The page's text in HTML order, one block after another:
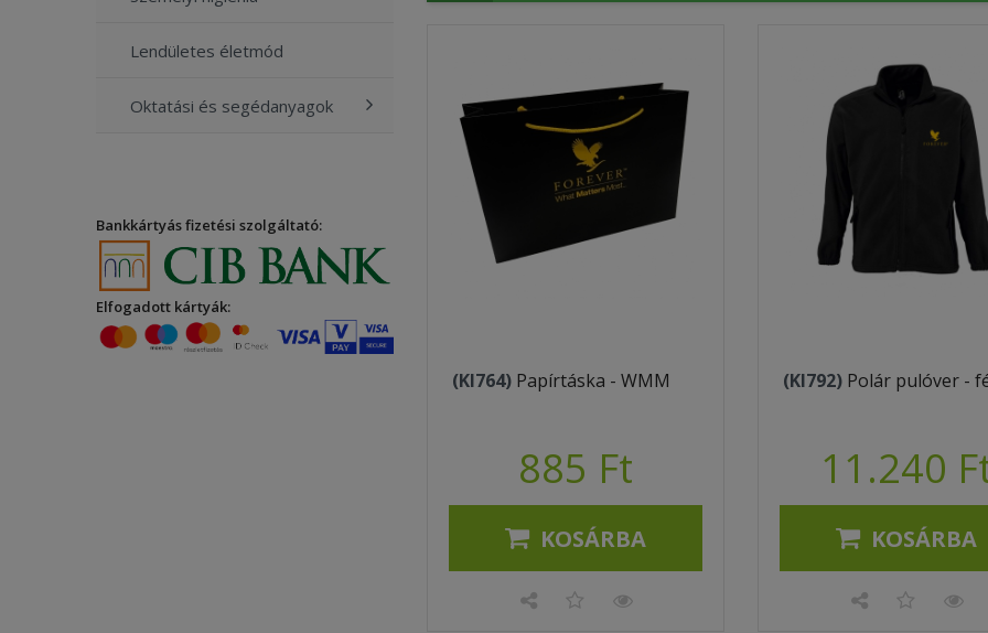
Lendületes életmód
Oktatási és segédanyagok
Bankkártyás fizetési szolgáltató:
Elfogadott kártyák:
(KI764) Papírtáska - WMM
885 Ft
KOSÁRBA
(KI792) Polár pulóver -
11.240
KOSÁRBA